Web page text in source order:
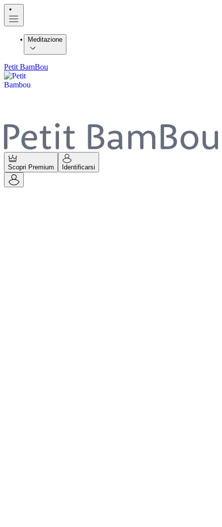
Meditazione
Petit BamBou
Scopri Premium Identificarsi